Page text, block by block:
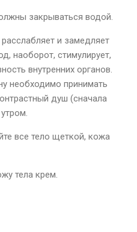
закрываться водой.
и замедляет
наоборот, стимулирует,
внутренних органов.
необходимо принимать
душ (сначала
все тело щеткой, кожа
тела крем.